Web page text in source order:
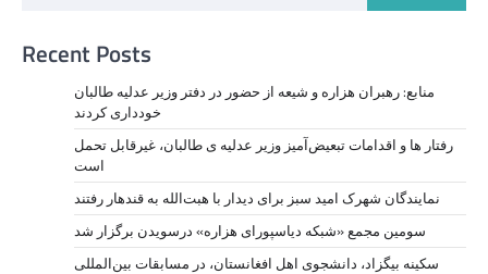
Recent Posts
منابع: رهبران هزاره و شیعه از حضور در دفتر وزیر عدلیه طالبان
خودداری کردند
رفتار ها و اقدامات تبعیض‌آمیز وزیر عدلیه ی طالبان، ‏غیرقابل تحمل
است
نمايندگان شهرک امید سبز برای دیدار با هبت‌الله به قندهار رفتند
سومین مجمع «شبکه دیاسپورای هزاره» درسویدن برگزار شد
سکینه بیگزاد، دانشجوی اهل افغانستان، در مسابقات بین‌المللی